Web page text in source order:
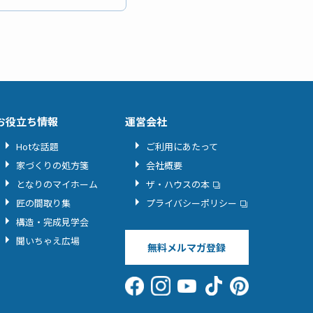
役立ち情報
Hotな話題
家づくりの処方箋
となりのマイホーム
匠の間取り集
構造・完成見学会
聞いちゃえ広場
運営会社
ご利用にあたって
会社概要
ザ・ハウスの本
プライバシーポリシー
無料メルマガ登録